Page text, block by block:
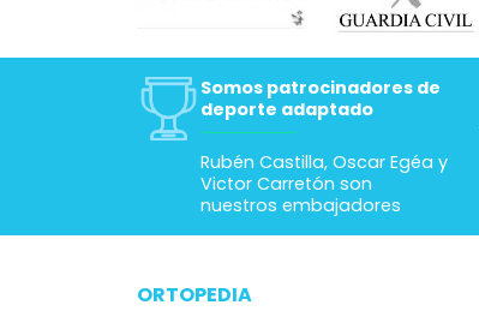
Somos patrocinadores de
deporte adaptado
Rubén Castilla, Oscar Egéa y
Victor Carretón son
nuestros embajadores
ORTOPEDIA